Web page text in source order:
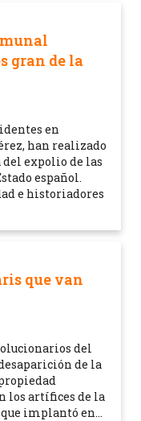
gran de la
en
han realizado
del expolio de las
español.
e historiadores
que van
del
de la
los artífices de la
implantó en...